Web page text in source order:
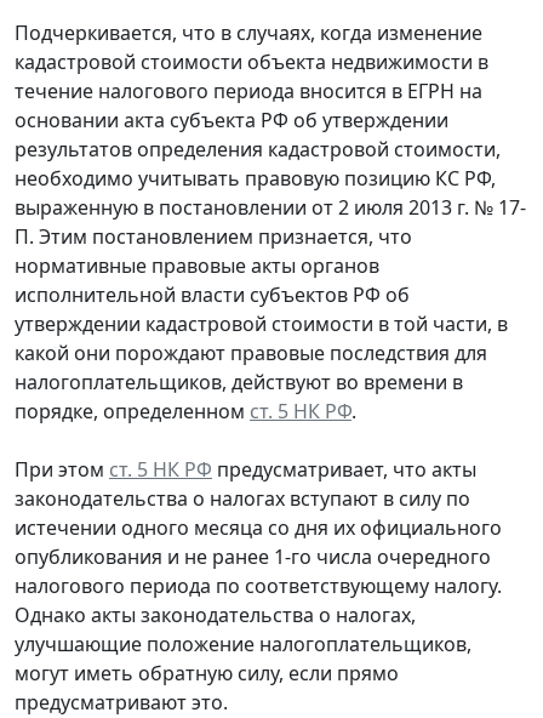
Подчеркивается, что в случаях, когда изменение
кадастровой стоимости объекта недвижимости в
течение налогового периода вносится в ЕГРН на
основании акта субъекта РФ об утверждении
результатов определения кадастровой стоимости,
необходимо учитывать правовую позицию КС РФ,
выраженную в постановлении от 2 июля 2013 г. № 17-
П. Этим постановлением признается, что
нормативные правовые акты органов
исполнительной власти субъектов РФ об
утверждении кадастровой стоимости в той части, в
какой они порождают правовые последствия для
налогоплательщиков, действуют во времени в
порядке, определенном ст. 5 НК РФ.
При этом ст. 5 НК РФ предусматривает, что акты
законодательства о налогах вступают в силу по
истечении одного месяца со дня их официального
опубликования и не ранее 1-го числа очередного
налогового периода по соответствующему налогу.
Однако акты законодательства о налогах,
улучшающие положение налогоплательщиков,
могут иметь обратную силу, если прямо
предусматривают это.